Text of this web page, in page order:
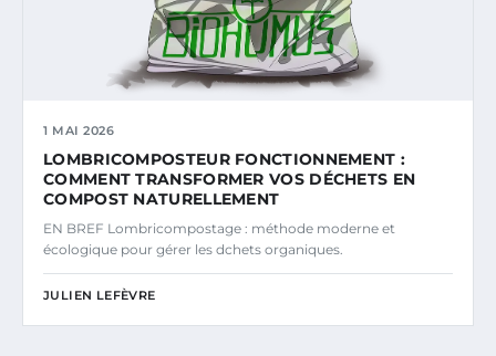
1 MAI 2026
LOMBRICOMPOSTEUR FONCTIONNEMENT :
COMMENT TRANSFORMER VOS DÉCHETS EN
COMPOST NATURELLEMENT
EN BREF Lombricompostage : méthode moderne et
écologique pour gérer les dchets organiques.
JULIEN LEFÈVRE